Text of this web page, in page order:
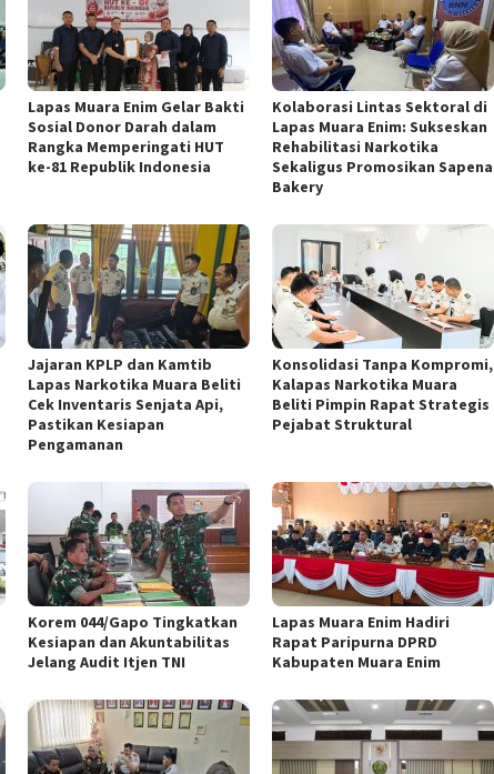
Lapas Muara Enim Gelar Bakti
Sosial Donor Darah dalam
Rangka Memperingati HUT
ke-81 Republik Indonesia
Kolaborasi Lintas Sektoral di
Lapas Muara Enim: Sukseskan
Rehabilitasi Narkotika
Sekaligus Promosikan Sapena
Bakery
Jajaran KPLP dan Kamtib
Lapas Narkotika Muara Beliti
Cek Inventaris Senjata Api,
Pastikan Kesiapan
Pengamanan
Konsolidasi Tanpa Kompromi,
Kalapas Narkotika Muara
Beliti Pimpin Rapat Strategis
Pejabat Struktural
Korem 044/Gapo Tingkatkan
Kesiapan dan Akuntabilitas
Jelang Audit Itjen TNI
Lapas Muara Enim Hadiri
Rapat Paripurna DPRD
Kabupaten Muara Enim